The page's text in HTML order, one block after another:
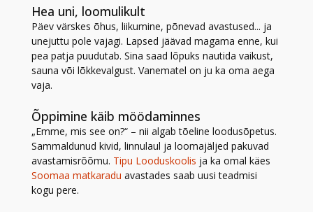
Hea uni, loomulikult
Päev värskes õhus, liikumine, põnevad avastused... ja
unejuttu pole vajagi. Lapsed jäävad magama enne, kui
pea patja puudutab. Sina saad lõpuks nautida vaikust,
sauna või lõkkevalgust. Vanematel on ju ka oma aega
vaja.
Õppimine käib möödaminnes
„Emme, mis see on?“ – nii algab tõeline loodusõpetus.
Sammaldunud kivid, linnulaul ja loomajäljed pakuvad
avastamisrõõmu. Tipu Looduskoolis ja ka omal käes
Soomaa matkaradu avastades saab uusi teadmisi
kogu pere.